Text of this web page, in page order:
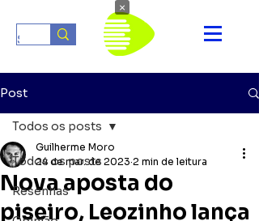
Post
Todos os posts
Resenhas
Todos os posts
Nova aposta do
piseiro, Leozinho lança
Guilherme Moro
24 de mar. de 2023 2 min de leitura
×